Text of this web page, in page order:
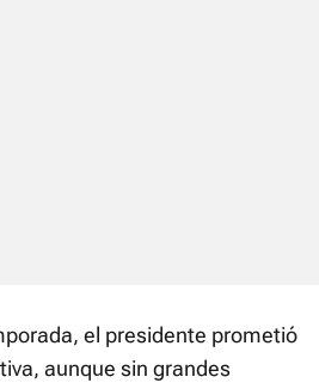
el presidente prometió
aunque sin grandes